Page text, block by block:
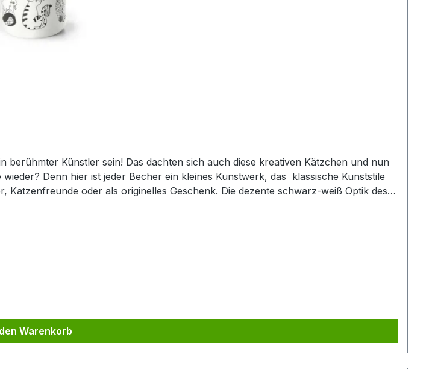
Denn hier ist jeder Becher ein kleines Kunstwerk, das klassische Kunststile
oder als originelles Geschenk. Die dezente schwarz-weiß Optik des
Warenkorb